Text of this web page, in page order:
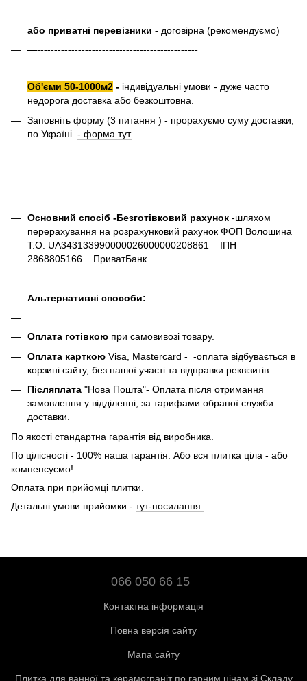
або приватні перевізники - договірна (рекомендуємо)
—-----------------------------------------------
Об'єми 50-1000м2 - індивідуальні умови - дуже часто
недорога доставка або безкоштовна.
Заповніть форму (3 питання ) - прорахуємо суму доставки,
по Україні - форма тут.
Основний спосіб -Безготівковий рахунок -шляхом
перерахування на розрахунковий рахунок ФОП Волошина
Т.О. UA343133990000026000000208861 ІПН
2868805166 ПриватБанк
Альтернативні способи:
Оплата готівкою при самовивозі товару.
Оплата карткою Visa, Mastercard - -оплата відбувається в
корзині сайту, без нашої участі та відправки реквізитів
Післяплата "Нова Пошта"- Оплата після отримання
замовлення у відділенні, за тарифами обраної служби
доставки.
По якості стандартна гарантія від виробника.
По цілісності - 100% наша гарантія. Або вся плитка ціла - або
компенсуємо!
Оплата при прийомці плитки.
Детальні умови прийомки - тут-посилання.
066 050 66 15
Контактна інформація
Повна версія сайту
Мапа сайту
Плитка для ванної та керамограніт по гарним цінам зі Складу